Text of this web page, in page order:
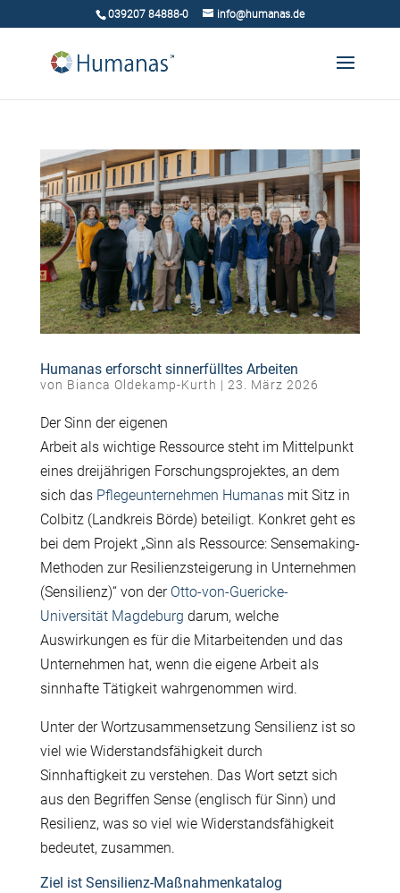
039207 84888-0 info@humanas.de
Humanas erforscht sinnerfülltes Arbeiten
von Bianca Oldekamp-Kurth | 23. März 2026
Der Sinn der eigenen
Arbeit als wichtige Ressource steht im Mittelpunkt
eines dreijährigen Forschungsprojektes, an dem
sich das Pflegeunternehmen Humanasmit Sitz in
Colbitz (Landkreis Börde) beteiligt. Konkret geht es
bei dem Projekt „Sinn als Ressource: Sensemaking-
Methoden zur Resilienzsteigerung in Unternehmen
(Sensilienz)“ von der Otto-von-Guericke-
Universität Magdeburg darum, welche
Auswirkungen es für die Mitarbeitenden und das
Unternehmen hat, wenn die eigene Arbeit als
sinnhafte Tätigkeit wahrgenommen wird.
Unter der Wortzusammensetzung Sensilienz ist so
viel wie Widerstandsfähigkeit durch
Sinnhaftigkeit zu verstehen. Das Wort setzt sich
aus den Begriffen Sense (englisch für Sinn) und
Resilienz, was so viel wie Widerstandsfähigkeit
bedeutet, zusammen.
Ziel ist Sensilienz-Maßnahmenkatalog